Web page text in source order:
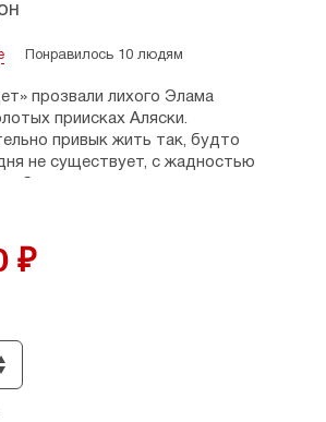
Понравилось 10 людям
прозвали лихого Элама
приисках Аляски.
привык жить так, будто
не существует, с жадностью
опасностью, словно
в мире Белого безмолвия, таким
Сан-Франциско. Однако
искренности
выжить в финансовых
царят ложь, лицемерие
Выжить — и не потерять
₽